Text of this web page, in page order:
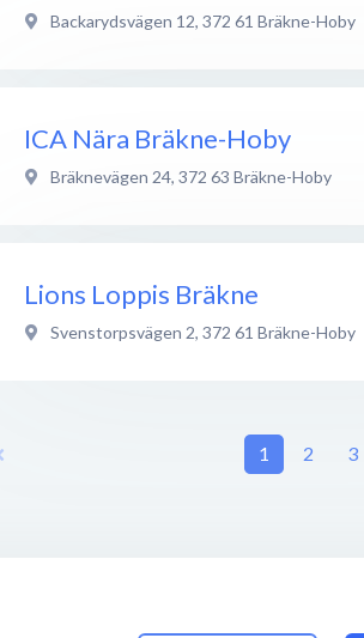
Backarydsvägen 12, 372 61 Bräkne-Hoby
ICA Nära Bräkne-Hoby
Bräknevägen 24, 372 63 Bräkne-Hoby
Lions Loppis Bräkne
Svenstorpsvägen 2, 372 61 Bräkne-Hoby
1 2 3